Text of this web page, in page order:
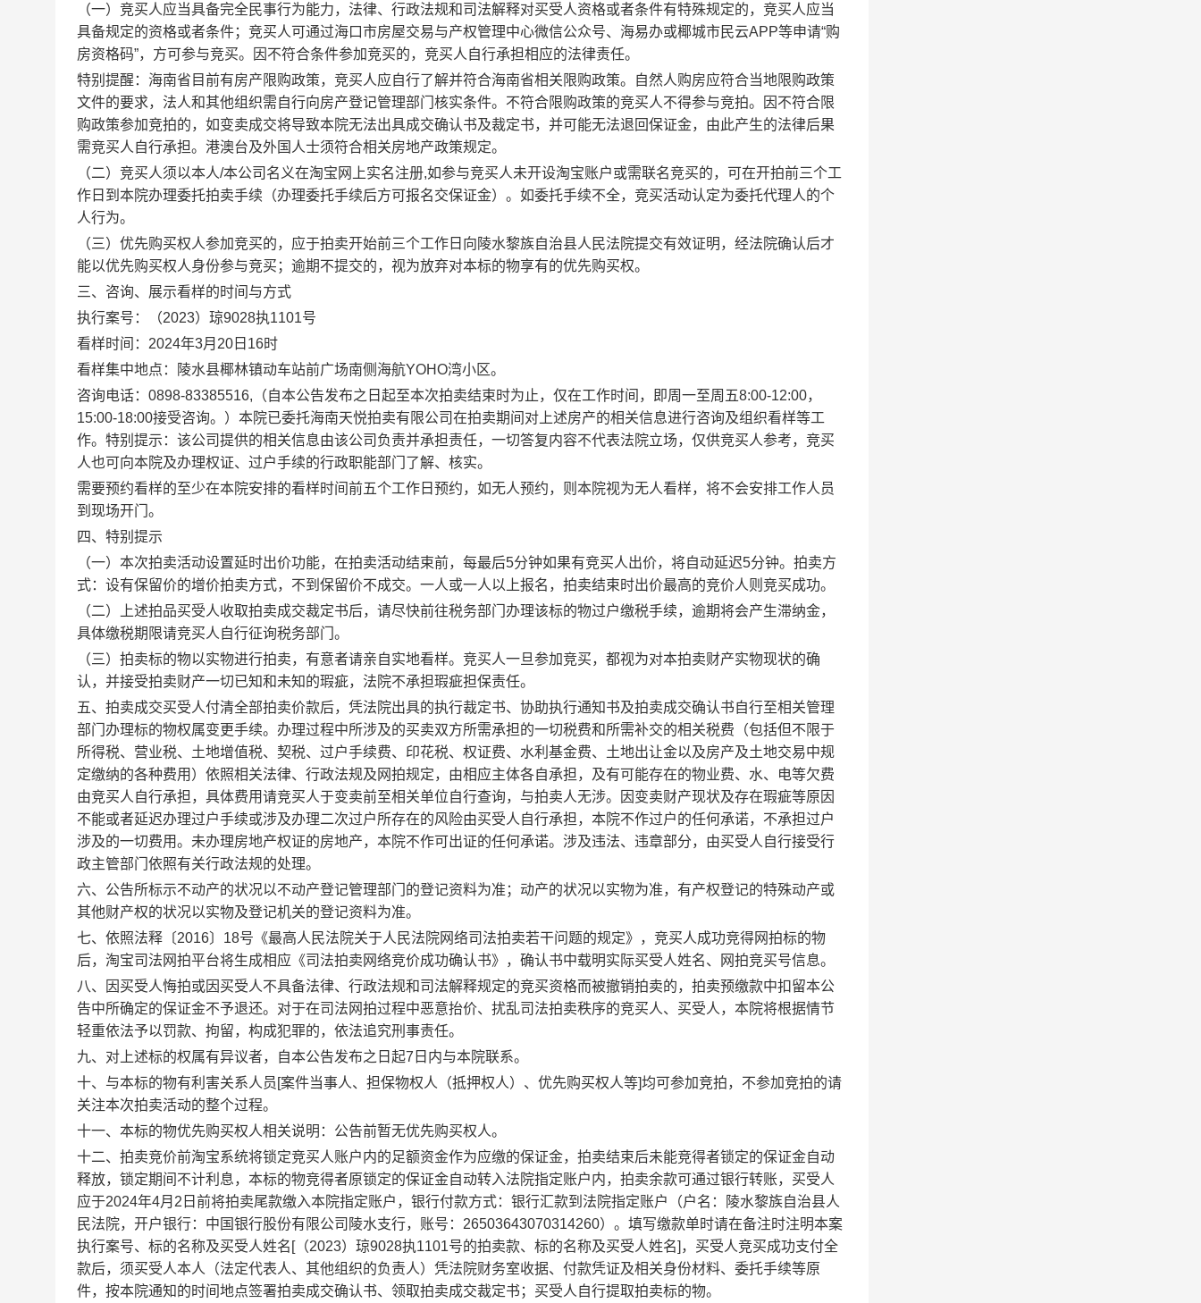
（一）竞买人应当具备完全民事行为能力，法律、行政法规和司法解释对买受人资格或者条件有特殊规定的，竞买人应当
具备规定的资格或者条件；竞买人可通过海口市房屋交易与产权管理中心微信公众号、海易办或椰城市民云APP等申请“购
房资格码”，方可参与竞买。因不符合条件参加竞买的，竞买人自行承担相应的法律责任。
特别提醒：海南省目前有房产限购政策，竞买人应自行了解并符合海南省相关限购政策。自然人购房应符合当地限购政策
文件的要求，法人和其他组织需自行向房产登记管理部门核实条件。不符合限购政策的竞买人不得参与竞拍。因不符合限
购政策参加竞拍的，如变卖成交将导致本院无法出具成交确认书及裁定书，并可能无法退回保证金，由此产生的法律后果
需竞买人自行承担。港澳台及外国人士须符合相关房地产政策规定。
（二）竞买人须以本人/本公司名义在淘宝网上实名注册,如参与竞买人未开设淘宝账户或需联名竞买的，可在开拍前三个工
作日到本院办理委托拍卖手续（办理委托手续后方可报名交保证金）。如委托手续不全，竞买活动认定为委托代理人的个
人行为。
（三）优先购买权人参加竞买的，应于拍卖开始前三个工作日向陵水黎族自治县人民法院提交有效证明，经法院确认后才
能以优先购买权人身份参与竞买；逾期不提交的，视为放弃对本标的物享有的优先购买权。
三、咨询、展示看样的时间与方式
执行案号：（2023）琼9028执1101号
看样时间： 2024年3月 20 日16时
看样集中地点：
陵水县椰林镇动车站前广场南侧海航YOHO湾小区。
咨询电话： 0898-83385516,（自本公告发布之日起至本次拍卖结束时为止，仅在工作时间，即周一至周五8:00-12:00，
15:00-18:00接受咨询。）本院已委托海南天悦拍卖有限公司在拍卖期间对上述房产的相关信息进行咨询及组织看样等工
作。特别提示：该公司提供的相关信息由该公司负责并承担责任，一切答复内容不代表法院立场，仅供竞买人参考，竞买
人也可向本院及办理权证、过户手续的行政职能部门了解、核实。
需要预约看样的至少在本院安排的看样时间前五个工作日预约， 如无人预约，则本院视为无人看样，将不会安排工作人员
到现场开门 。
四、 特别提示
（一） 本次拍卖活动设置延时出价功能，在拍卖活动结束前，每最后5分钟如果有竞买人出价，将自动延迟5分钟。 拍卖方
式： 设有保留价的增价拍卖方式，不到保留价不成交。一人或一人以上报名，拍卖结束时出价最高的竞价人则竞买成功。
（二）上述拍品买受人收取拍卖成交裁定书后，请尽快前往税务部门办理该标的物过户缴税手续，逾期将会产生滞纳金，
具体缴税期限请竞买人自行征询税务部门。
（三） 拍卖标的物以实物进行拍卖，有意者请亲自实地看样。竞买人一旦参加竞买，都视为对本拍卖财产实物现状的确
认，并接受拍卖财产一切已知和未知的瑕疵，法院不承担瑕疵担保责任。
五、 拍卖成交买受人付清全部拍卖价款后，凭法院出具的执行裁定书、协助执行通知书及拍卖成交确认书自行至相关管理
部门办理标的物权属变更手续。 办理过程中所涉及的买卖双方所需承担的一切税费和所需补交的相关税费（包括但不限于
所得税、营业税、土地增值税、契税、过户手续费、印花税、权证费、水利基金费、土地出让金以及房产及土地交易中规
定缴纳的各种费用）依照相关法律、行政法规及网拍规定，由相应主体各自承担，及有可能存在的物业费、水、电等欠费
由竞买人自行承担，具体费用请竞买人于变卖前至相关单位自行查询，与拍卖人无涉。因变卖财产现状及存在瑕疵等原因
不能或者延迟办理过户手续或涉及办理二次过户所存在的风险由买受人自行承担，本院不作过户的任何承诺，不承担过户
涉及的一切费用。未办理房地产权证的房地产，本院不作可出证的任何承诺。涉及违法、违章部分，由买受人自行接受行
政主管部门依照有关行政法规的处理。
六、公告所标示不动产的状况以不动产登记管理部门的登记资料为准；动产的状况以实物为准，有产权登记的特殊动产或
其他财产权的状况以实物及登记机关的登记资料为准。
七、依照法释〔2016〕 18号《最高人民法院关于人民法院网络司法拍卖若干问题的规定》，竞买人成功竞得网拍标的物
后， 淘宝司法网拍平台将生成相应《司法拍卖网络竞价成功确认书》，确认书中载明实际买受人姓名、网拍竞买号信息。
八、因买受人悔拍或因买受人不具备法律、行政法规和司法解释规定的竞买资格而被撤销拍卖的， 拍卖预缴款中扣留本公
告中所确定的保证金不予退还。对于在司法网拍过程中恶意抬价、扰乱司法拍卖秩序的竞买人、买受人，本院将根据情节
轻重依法予以罚款、拘留，构成犯罪的，依法追究刑事责任。
九、对上述标的权属有异议者，自本公告发布之日起7日内与本院联系。
十、与本标的物有利害关系人员[案件当事人、担保物权人（抵押权人）、优先购买权人等]均可参加竞拍，不参加竞拍的请
关注本次拍卖活动的整个过程。
十一、本标的物优先购买权人相关说明：公告前暂无优先购买权人。
十二、 拍卖竞价前淘宝系统将锁定竞买人账户内的足额资金作为应缴的保证金，拍卖结束后未能竞得者锁定的保证金自动
释放，锁定期间不计利息，本标的物竞得者原锁定的保证金自动转入法院指定账户内，拍卖余款可通过银行转账， 买受人
应于2024年4月2日 前将拍卖尾款缴入本院指定账户 ， 银行付款方式：银行汇款到法院指定账户（户名：陵水黎族自治县人
民法院，开户银行：中国银行股份有限公司陵水支行，账号： 26503643070314260） 。 填写缴款单时请在备注时注明本案
执行案号、标的名称及买受人姓名 [（2023）琼9028执1101号的拍卖款、标的名称及买受人姓名] ，买受人竞买成功支付全
款后，须买受人本人（法定代表人、其他组织的负责人）凭法院财务室收据、付款凭证及相关身份材料、委托手续等原
件，按本院通知的时间地点签署拍卖成交确认书、领取拍卖成交裁定书；买受人自行提取拍卖标的物。